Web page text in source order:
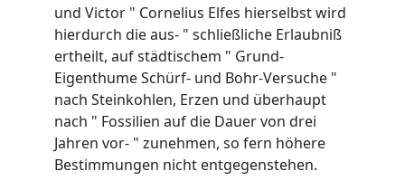
und Victor " Cornelius Elfes hierselbst wird
hierdurch die aus- " schließliche Erlaubniß
ertheilt, auf städtischem " Grund-
Eigenthume Schürf- und Bohr-Versuche "
nach Steinkohlen, Erzen und überhaupt
nach " Fossilien auf die Dauer von drei
Jahren vor- " zunehmen, so fern höhere
Bestimmungen nicht entgegenstehen.